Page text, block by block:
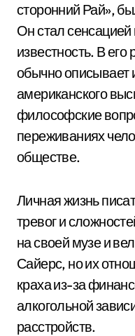
сторонний Рай»,
Он стал
известность. В
обычно описывает
американского
философские
переживаниях
обществе.
Личная жизнь
тревог и
на своей музе и
Сайерс, но их
краха из-за
алкогольной
расстройств.